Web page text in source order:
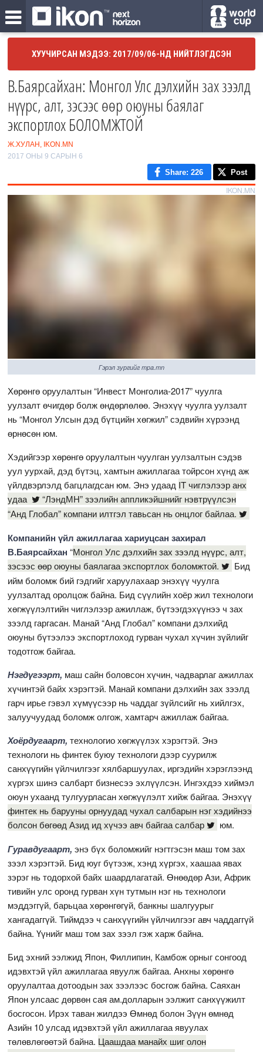
ХУУЧИРСАН МЭДЭЭ: 2017/09/06-НД НИЙТЛЭГДСЭН
В.Баярсайхан: Монгол Улс дэлхийн зах зээлд
нүүрс, алт, зэсээс өөр оюуны баялаг
экспортлох БОЛОМЖТОЙ
Ж.ХУЛАН, IKON.MN
2017 ОНЫ 9 САРЫН 6
Share: 226 Post
IKON.MN
Гэрэл зургийг mpa.mn
Хөрөнгө оруулалтын “Инвест Монголиа-2017” чуулга
уулзалт өчигдөр болж өндөрлөлөө. Энэхүү чуулга уулзалт
нь “Монгол Улсын дэд бүтцийн хөгжил” сэдвийн хүрээнд
өрнөсөн юм.
Хэдийгээр хөрөнгө оруулалтын чуулган уулзалтын сэдэв
уул уурхай, дэд бүтэц, хамтын ажиллагаа тойрсон хүнд аж
үйлдвэрлэлд багцлагдсан юм. Энэ удаад IT чиглэлээр анх
удаа
“ЛэндМН” зээлийн аппликэйшнийг нэвтрүүлсэн
“Анд Глобал” компани илтгэл тавьсан нь онцлог байлаа.
Компанийн үйл ажиллагаа хариуцсан захирал
В.Баярсайхан “Монгол Улс дэлхийн зах зээлд нүүрс, алт,
зэсээс өөр оюуны баялагаа экспортлох боломжтой.
Бид
ийм боломж бий гэдгийг харуулахаар энэхүү чуулга
уулзалтад оролцож байна. Бид сүүлийн хоёр жил технологи
хөгжүүлэлтийн чиглэлээр ажиллаж, бүтээгдэхүүнээ ч зах
зээлд гаргасан. Манай “Анд Глобал” компани дэлхийд
оюуны бүтээлээ экспортлоход гурван чухал хүчин зүйлийг
тодотгож байгаа.
Нэгдүгээрт, маш сайн боловсон хүчин, чадварлаг ажиллах
хүчинтэй байх хэрэгтэй. Манай компани дэлхийн зах зээлд
гарч ирье гэвэл хүмүүсээр нь чаддаг зүйлсийг нь хийлгэх,
залуучуудад боломж олгож, хамтарч ажиллаж байгаа.
Хоёрдугаарт, технологио хөгжүүлэх хэрэгтэй. Энэ
технологи нь финтек буюу технологи дээр суурилж
санхүүгийн үйлчилгээг хялбаршуулах, иргэдийн хэрэглээнд
хүргэх шинэ салбарт бизнесээ эхлүүлсэн. Ингэхдээ хиймэл
оюун ухаанд тулгуурласан хөгжүүлэлт хийж байгаа. Энэхүү
финтек нь барууны орнуудад чухал салбарын нэг хэдийнээ
болсон бөгөөд Азид ид хүчээ авч байгаа салбар
юм.
Гуравдугаарт, энэ бүх боломжийг нэгтгэсэн маш том зах
зээл хэрэгтэй. Бид юуг бүтээж, хэнд хүргэх, хаашаа явах
зэрэг нь тодорхой байх шаардлагатай. Өнөөдөр Ази, Африк
тивийн улс оронд гурван хүн тутмын нэг нь технологи
мэддэггүй, барьцаа хөрөнгөгүй, банкны шалгуурыг
хангадаггүй. Тиймдээ ч санхүүгийн үйлчилгээг авч чаддаггүй
байна. Үүнийг маш том зах зээл гэж харж байна.
Бид эхний ээлжид Япон, Филлипин, Камбож орныг сонгоод
идэвхтэй үйл ажиллагаа явуулж байгаа. Анхны хөрөнгө
оруулалтаа дотоодын зах зээлээс босгож байна. Саяхан
Япон улсаас дөрвөн сая ам.долларын ээлжит санхүүжилт
босгосон. Ирэх таван жилдээ Өмнөд болон Зүүн өмнөд
Азийн 10 улсад идэвхтэй үйл ажиллагаа явуулах
төлөвлөгөөтэй байна. Цаашдаа манайх шиг олон